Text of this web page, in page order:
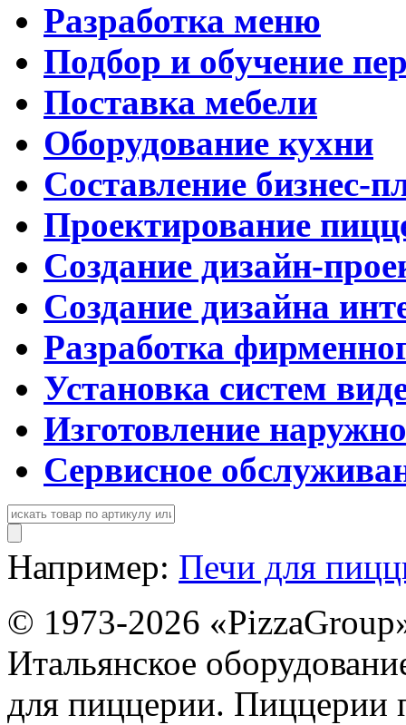
Разработка меню
Подбор и обучение
Поставка мебели
Оборудование кухни
Составление бизнес-
Проектирование
Создание дизайн-
Создание дизайна
Разработка
Установка систем
Изготовление
Сервисное
Например: Печи для
© 1973-2026
Итальянское
для пиццерии. Пиццерии